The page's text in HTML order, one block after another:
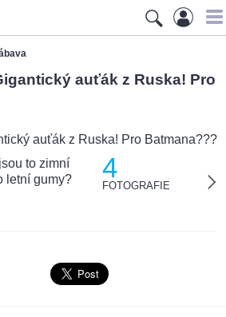
auťák z Ruska! Pro
4
FOTOGRAFIE